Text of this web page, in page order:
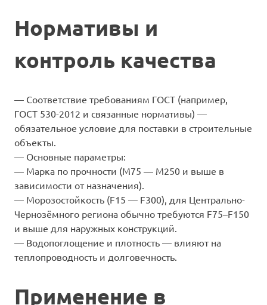
Нормативы и
контроль качества
— Соответствие требованиям ГОСТ (например,
ГОСТ 530-2012 и связанные нормативы) —
обязательное условие для поставки в строительные
объекты.
— Основные параметры:
— Марка по прочности (М75 — M250 и выше в
зависимости от назначения).
— Морозостойкость (F15 — F300), для Центрально-
Чернозёмного региона обычно требуются F75–F150
и выше для наружных конструкций.
— Водопоглощение и плотность — влияют на
теплопроводность и долговечность.
Применение в